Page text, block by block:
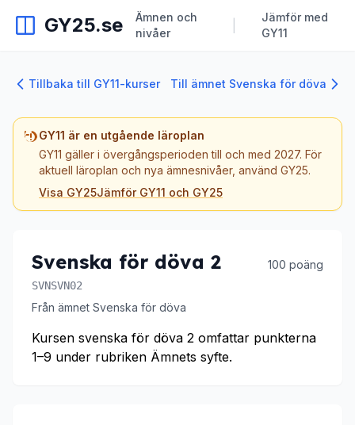
GY25.se
Ämnen och
nivåer
Jämför med
GY11
Tillbaka till GY11-kurser Till ämnet Svenska för döva
GY11 är en utgående läroplan
GY11 gäller i övergångsperioden till och med 2027. För
aktuell läroplan och nya ämnesnivåer, använd GY25.
Visa GY25Jämför GY11 och GY25
Svenska för döva 2 100 poäng
SVNSVN02
Från ämnet Svenska för döva
Kursen svenska för döva 2 omfattar punkterna
1–9 under rubriken Ämnets syfte.